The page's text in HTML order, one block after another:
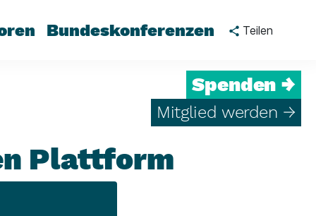
Bundeskonferenzen Teilen
Spenden →
Mitglied werden →
Plattform